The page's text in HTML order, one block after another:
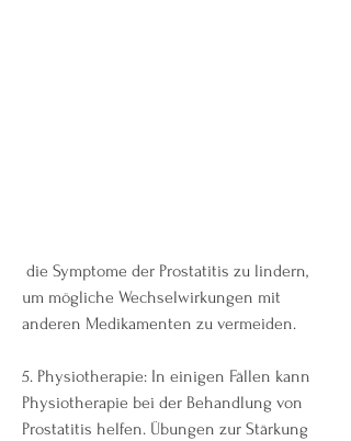
um mögliche Wechselwirkungen mit
anderen Medikamenten zu vermeiden.
5. Physiotherapie: In einigen Fällen kann
Physiotherapie bei der Behandlung von
Prostatitis helfen. Übungen zur Stärkung